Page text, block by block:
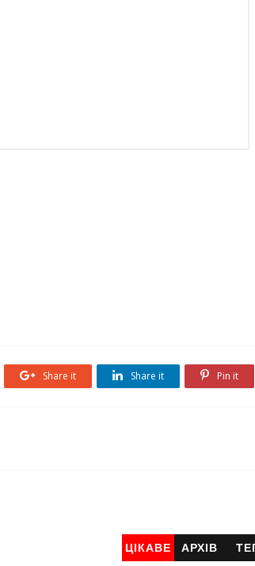
Share it Share it Pin it
ЦІКАВЕ АРХІВ